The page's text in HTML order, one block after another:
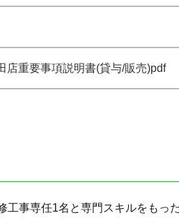
店重要事項説明書(貸与/販売)pdf
事専任1名と専門スキルをもっ